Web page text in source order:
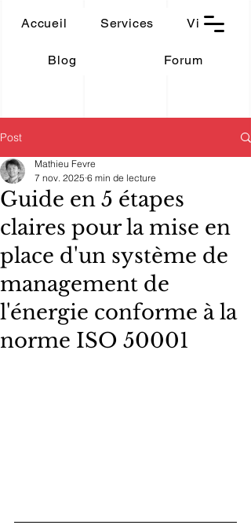
THAUMASIA
Accueil Services Vidéos
Blog Forum
Post
Guide en 5 étapes
claires pour la mise en
place d'un système de
management de
l'énergie conforme à la
norme ISO 50001
Mathieu Fevre
7 nov. 2025 6 min de lecture